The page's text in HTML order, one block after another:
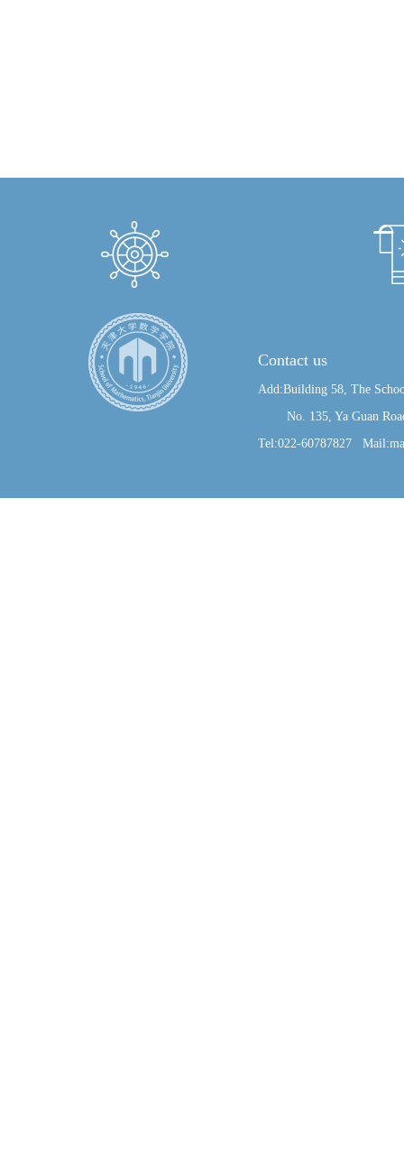
Contact us
Add:Building 58, The
No. 135, Ya Guan
Tel:022-60787827